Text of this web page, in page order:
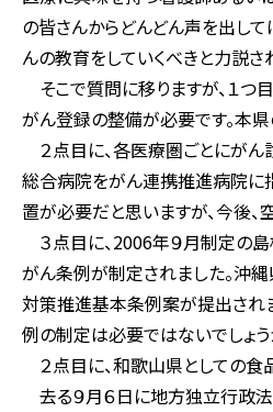
の皆さんからどんどん声を出して
んの教育をしていくべきと力説さ
そこで質問に移りますが、１つ
がん登録の整備が必要です。本
２点目に、各医療圏ごとにがん
総合病院をがん連携推進病院に
置が必要だと思いますが、今後
３点目に、2006年９月制定の
がん条例が制定されました。沖
対策推進基本条例案が提出され
例の制定は必要ではないでしょ
２点目に、和歌山県としての食
去る９月６日に地方独立行政